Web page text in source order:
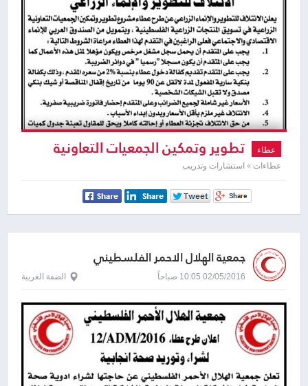
عطاء تطوير وتمكين الجمعيات التعاونية
الزراعية
عطاءات » استشارات وتدريب
جمعية الهلال الاحمر الفلسطيني
02/05/2016 10:05 صباحاً الضفة الغربية